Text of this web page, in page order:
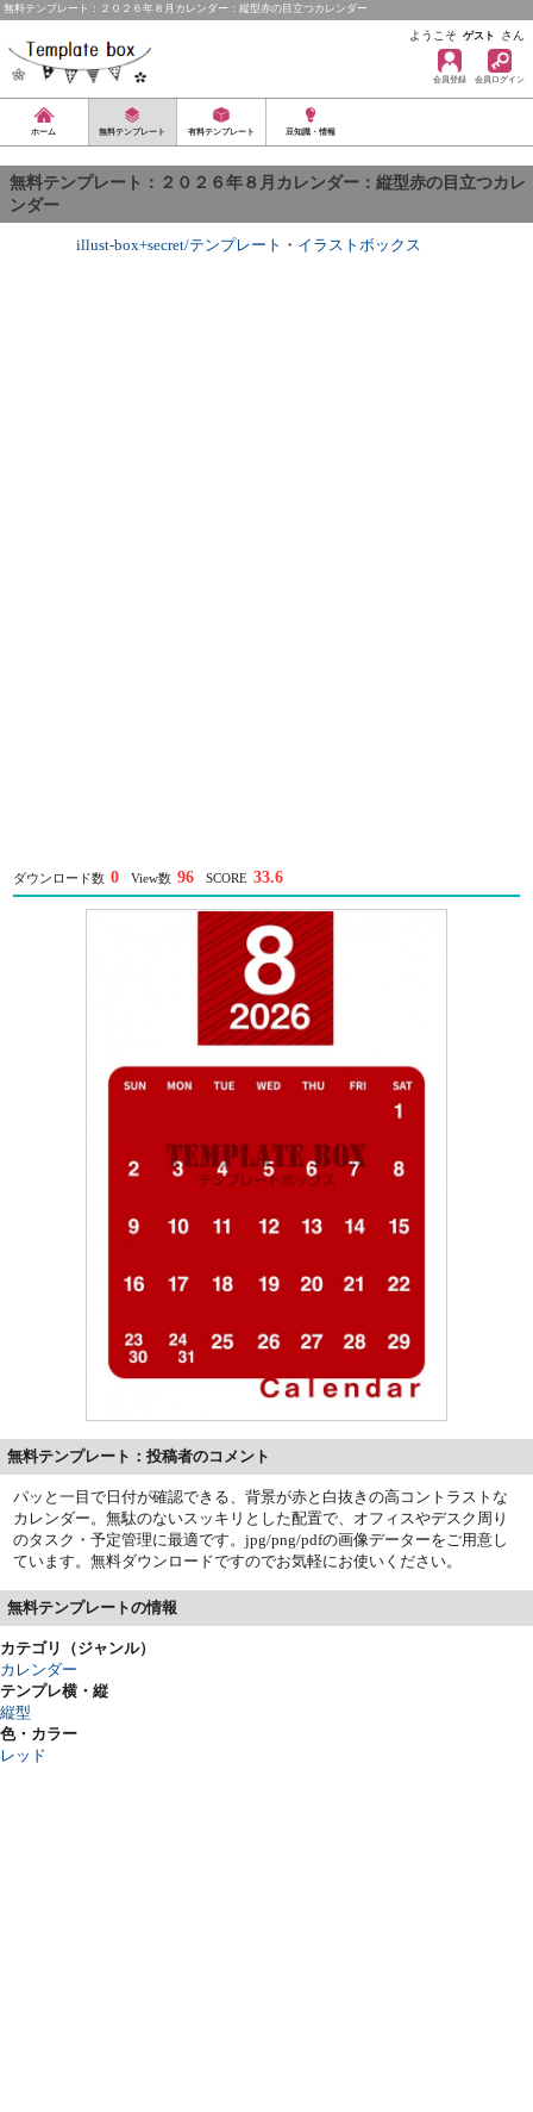
無料テンプレート：２０２６年８月カレンダー：縦型赤の目立つカレンダー
ようこそ ゲスト さん
会員登録 会員ログイン
ホーム 無料テンプレート 有料テンプレート 豆知識・情報
無料テンプレート：２０２６年８月カレンダー：縦型赤の目立つカレ
ンダー
illust-box+secret/テンプレート ・ イラストボックス
ダウンロード数 0 View数 96 SCORE 33.6
無料テンプレート：投稿者のコメント
パッと一目で日付が確認できる、背景が赤と白抜きの高コントラストな
カレンダー。無駄のないスッキリとした配置で、オフィスやデスク周り
のタスク・予定管理に最適です。jpg/png/pdfの画像データーをご用意し
ています。無料ダウンロードですのでお気軽にお使いください。
無料テンプレートの情報
カテゴリ（ジャンル）
カレンダー
テンプレ横・縦
縦型
色・カラー
レッド